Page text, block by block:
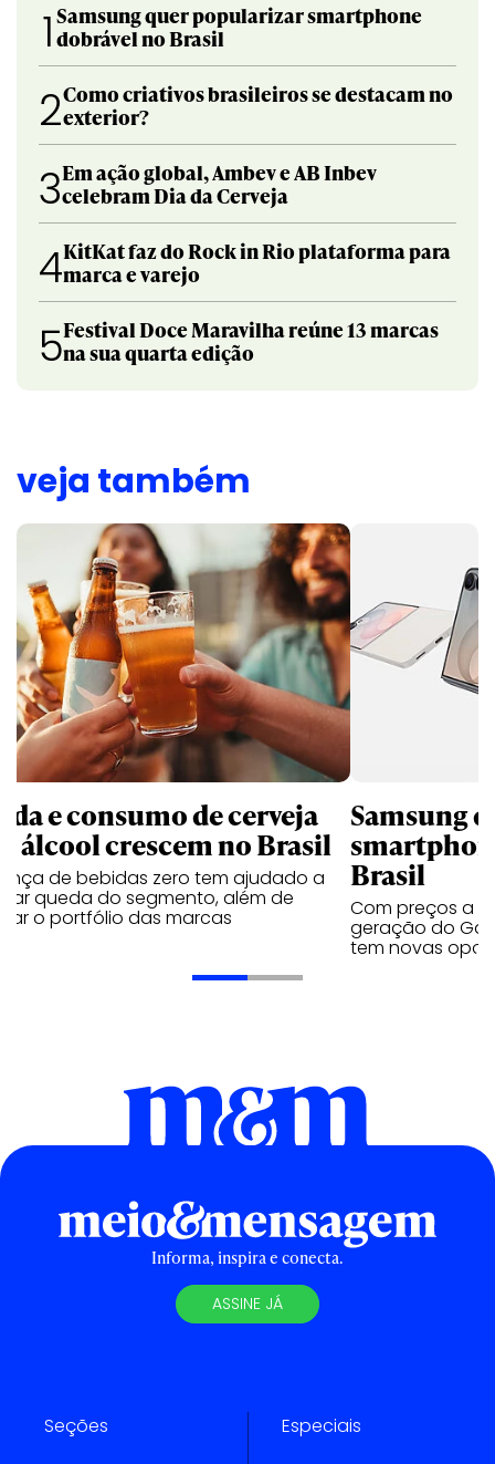
1 Samsung quer popularizar smartphone
dobrável no Brasil
2Como criativos brasileiros se destacam no
exterior?
3Em ação global, Ambev e AB Inbev
celebram Dia da Cerveja
4KitKat faz do Rock in Rio plataforma para
marca e varejo
5Festival Doce Maravilha reúne 13 marcas
na sua quarta edição
veja também
e consumo de cerveja
álcool crescem no Brasil
de bebidas zero tem ajudado a
queda do segmento, além de
o portfólio das marcas
Samsung
Brasil
Com preços a
geração do
tem novas
Informa, inspira e conecta.
ASSINE JÁ
Seções Especiais